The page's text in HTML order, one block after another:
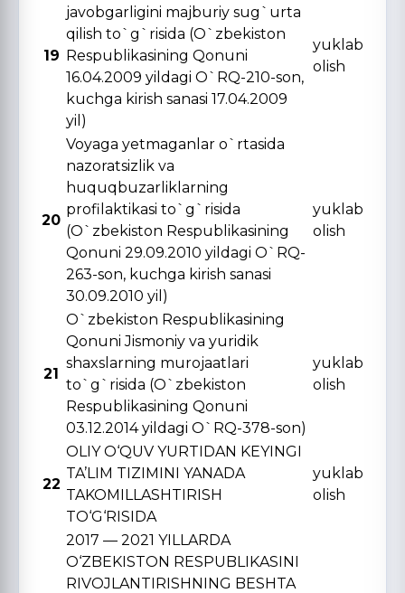
19
javobgarligini majburiy sug`urta
qilish to`g`risida (O`zbekiston
Respublikasining Qonuni
16.04.2009 yildagi O`RQ-210-son,
kuchga kirish sanasi 17.04.2009
yil)
yuklab
olish
20
Voyaga yetmaganlar o`rtasida
nazoratsizlik va
huquqbuzarliklarning
profilaktikasi to`g`risida
(O`zbekiston Respublikasining
Qonuni 29.09.2010 yildagi O`RQ-
263-son, kuchga kirish sanasi
30.09.2010 yil)
yuklab
olish
21
O`zbekiston Respublikasining
Qonuni Jismoniy va yuridik
shaxslarning murojaatlari
to`g`risida (O`zbekiston
Respublikasining Qonuni
03.12.2014 yildagi O`RQ-378-son)
yuklab
olish
22
OLIY O‘QUV YURTIDAN KЕYINGI
TA’LIM TIZIMINI YANADA
TAKOMILLASHTIRISH
TO‘G‘RISIDA
yuklab
olish
2017 — 2021 YILLARDA
O‘ZBЕKISTON RЕSPUBLIKASINI
RIVOJLANTIRISHNING BЕSHTA